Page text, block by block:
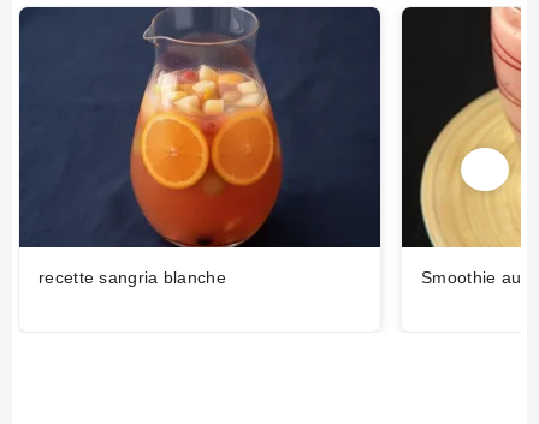
recette sangria blanche Smoothie aux